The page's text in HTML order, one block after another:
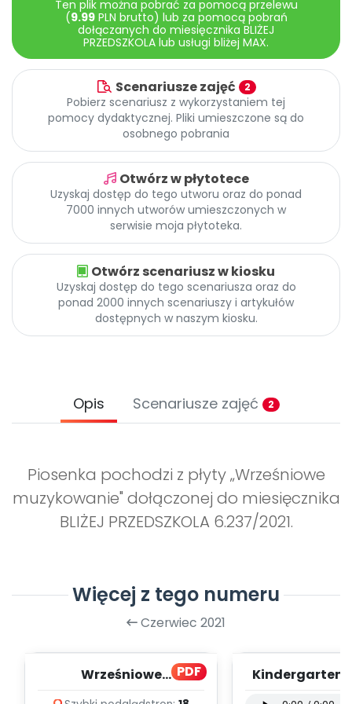
Archiwalne numery
Pomoc
Promocje
Ten plik można pobrać za pomocą przelewu
(9.99PLN brutto) lub za pomocą pobrań
dołączanych do miesięcznika BLIŻEJ
PRZEDSZKOLA lub usługi bliżej MAX.
Scenariusze zajęć 2
Pobierz scenariusz z wykorzystaniem tej
pomocy dydaktycznej. Pliki umieszczone są do
osobnego pobrania
Otwórz w płytotece
Uzyskaj dostęp do tego utworu oraz do ponad
7000 innych utworów umieszczonych w
serwisie moja płytoteka.
Otwórz scenariusz w kiosku
Uzyskaj dostęp do tego scenariusza oraz do
ponad 2000 innych scenariuszy i artykułów
dostępnych w naszym kiosku.
Opis Scenariusze zajęć 2
Piosenka pochodzi z płyty „Wrześniowe
muzykowanie" dołączonej do miesięcznika
BLIŻEJ PRZEDSZKOLA 6.237/2021.
Więcej z tego numeru
Czerwiec 2021
PDF
Wrześniowe
Kindergarten